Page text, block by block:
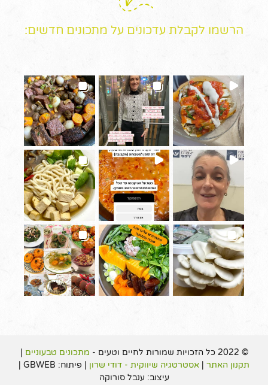
הרשמו לקבלת עדכונים על מתכונים חדשים:
© 2022 כל הזכויות שמורות לחיים וטעים - מתכונים טבעוניים |
תקנון האתר | אסטרטגיה שיווקית - דודי שרון
| פיתוח: GBWEB |
עיצוב: ענבל סורוקה